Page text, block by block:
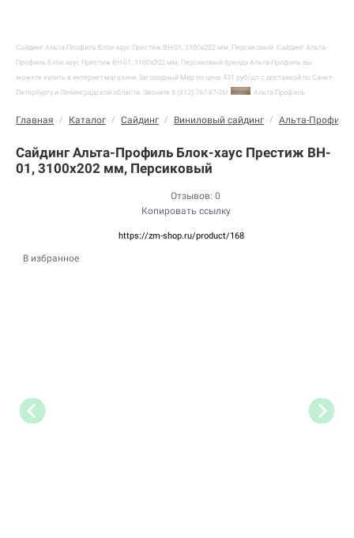
Сайдинг Альта-Профиль Блок-хаус Престиж BH-01, 3100х202 мм, Персиковый Сайдинг Альта-
Профиль Блок-хаус Престиж BH-01, 3100х202 мм, Персиковый бренда Альта-Профиль вы
можете купить в интернет-магазине Загородный Мир по цене 431 руб/шт с доставкой по Санкт-
Петербургу и Ленинградской области. Звоните 8 (812) 767-87-36!
Альта-Профиль
Главная / Каталог / Сайдинг / Виниловый сайдинг / Альта-Профиль
Сайдинг Альта-Профиль Блок-хаус Престиж BH-
01, 3100х202 мм, Персиковый
Отзывов: 0
Копировать ссылку
https://zm-shop.ru/product/168
В избранное